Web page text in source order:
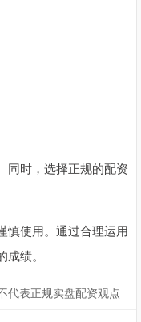
同时，选择正规的配资
慎使用。通过合理运用
绩。
代表正规实盘配资观点